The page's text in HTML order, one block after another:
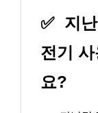
✅ 지
전기
요?